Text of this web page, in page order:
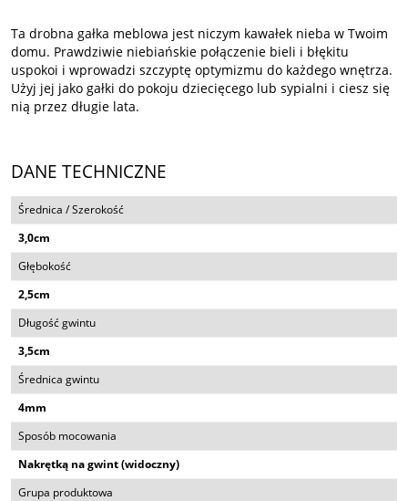
Ta drobna gałka meblowa jest niczym kawałek nieba w Twoim
domu. Prawdziwie niebiańskie połączenie bieli i błękitu
uspokoi i wprowadzi szczyptę optymizmu do każdego wnętrza.
Użyj jej jako gałki do pokoju dziecięcego lub sypialni i ciesz się
nią przez długie lata.
DANE TECHNICZNE
Średnica / Szerokość
3,0cm
Głębokość
2,5cm
Długość gwintu
3,5cm
Średnica gwintu
4mm
Sposób mocowania
Nakrętką na gwint (widoczny)
Grupa produktowa